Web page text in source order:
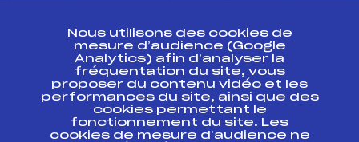
Ressources
Pass’Neige
Projet sportif fédéral
Projet de performance fédéral
Nous utilisons des cookies de
mesure d’audience (Google
Analytics) afin d’analyser la
fréquentation du site, vous
proposer du contenu vidéo et les
performances du site, ainsi que des
cookies permettant le
fonctionnement du site. Les
cookies de mesure d’audience ne